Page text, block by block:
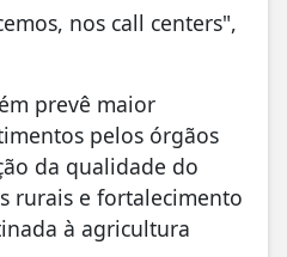
nos call centers",
prevê maior
pelos órgãos
da qualidade do
rurais e fortalecimento
à agricultura